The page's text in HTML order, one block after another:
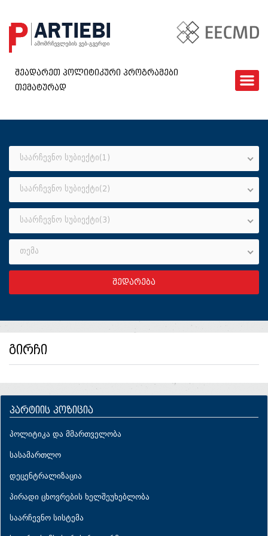
EECMD
ᲙᲘᲗᲮᲕᲐᲠᲘ
ᲮᲨᲘᲠᲐᲓ ᲓᲐᲡᲛᲣᲚᲘ ᲙᲘᲗᲮᲕᲔᲑᲘ
ᲓᲐᲒᲕᲘᲙᲐᲕᲨᲘᲠᲓᲘᲗ
GEO
შეადარეთ პოლიტიკური პროგრამები
თემატურად
საარჩევნო სუბიექტი(1)
საარჩევნო სუბიექტი(2)
საარჩევნო სუბიექტი(3)
თემა
გირჩი
პარტიის პოზიცია
პოლიტიკა და მმართველობა
სასამართლო
დეცენტრალიზაცია
პირადი ცხოვრების ხელშეუხებლობა
საარჩევნო სისტემა